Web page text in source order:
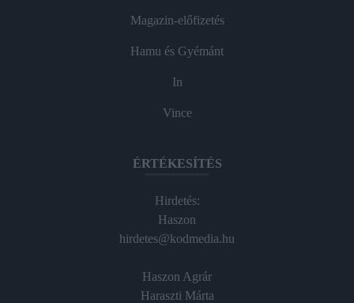
Magazin-előfizetés
Hamu és Gyémánt
In
Vince
ÉRTÉKESÍTÉS
Hirdetés:
Haszon
hirdetes@kodmedia.hu
Haszon Agrár
Haraszti Márta